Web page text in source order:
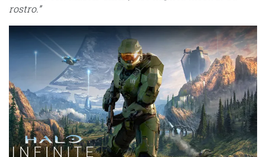
rostro.”